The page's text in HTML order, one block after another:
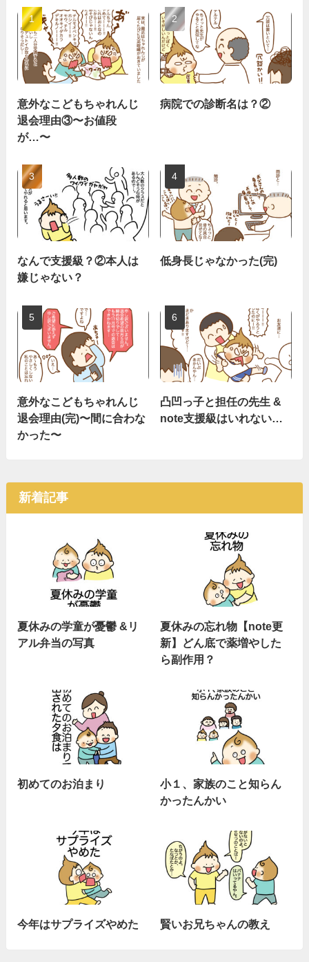
意外なこどもちゃれんじ
退会理由③〜お値段
が…〜
病院での診断名は？②
なんで支援級？②本人は
嫌じゃない？
低身長じゃなかった(完)
意外なこどもちゃれんじ
退会理由(完)〜間に合わな
かった〜
凸凹っ子と担任の先生 &
note支援級はいれない…
新着記事
夏休みの学童が憂鬱 &リ
アル弁当の写真
夏休みの忘れ物【note更
新】どん底で薬増やした
ら副作用？
初めてのお泊まり
小１、家族のこと知らん
かったんかい
今年はサプライズやめた 賢いお兄ちゃんの教え